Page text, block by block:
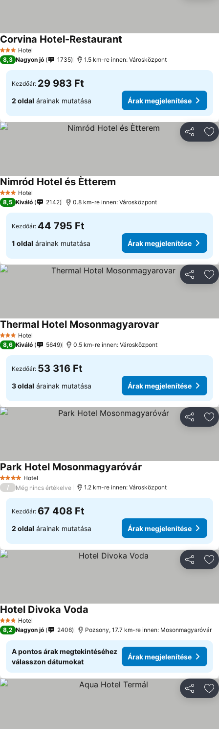
3 Kategória
Hotel
Corvina Hotel-Restaurant
8,3 Nagyon jó 1735 1.5 km-re innen: Városközpont
Kezdőár: 29 983 Ft
2 oldal árainak mutatása Árak megjelenítése
3 Kategória
Hotel
Nimród Hotel és Ètterem
8,5 Kiváló 2142 0.8 km-re innen: Városközpont
Kezdőár: 44 795 Ft
1 oldal árainak mutatása Árak megjelenítése
3 Kategória
Hotel
Thermal Hotel Mosonmagyarovar
8,6 Kiváló 5649 0.5 km-re innen: Városközpont
Kezdőár: 53 316 Ft
3 oldal árainak mutatása Árak megjelenítése
4 KategóriaHotel
Park Hotel Mosonmagyaróvár
/ Még nincs értékelve 1.2 km-re innen: Városközpont
Kezdőár: 67 408 Ft
2 oldal árainak mutatása Árak megjelenítése
3 Kategória
Hotel
Hotel Divoka Voda
8,2 Nagyon jó 2406 Pozsony, 17.7 km-re innen: Mosonmagyaróvár
A pontos árak megtekintéséhez
válasszon dátumokat
Árak megjelenítése